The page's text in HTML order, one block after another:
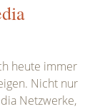
heute immer
Nicht nur
Netzwerke,